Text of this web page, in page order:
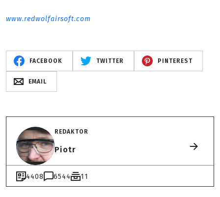
www.redwolfairsoft.com
FACEBOOK TWITTER PINTEREST
EMAIL
REDAKTOR
Piotr
4408 6544 11